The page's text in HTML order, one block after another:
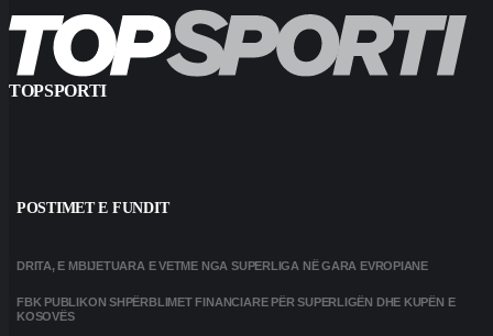
TOPSPORTI
POSTIMET E FUNDIT
DRITA, E MBIJETUARA E VETME NGA SUPERLIGA NË GARA EVROPIANE
FBK PUBLIKON SHPËRBLIMET FINANCIARE PËR SUPERLIGËN DHE KUPËN E
KOSOVËS